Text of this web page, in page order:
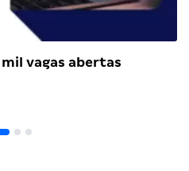
vagas abertas